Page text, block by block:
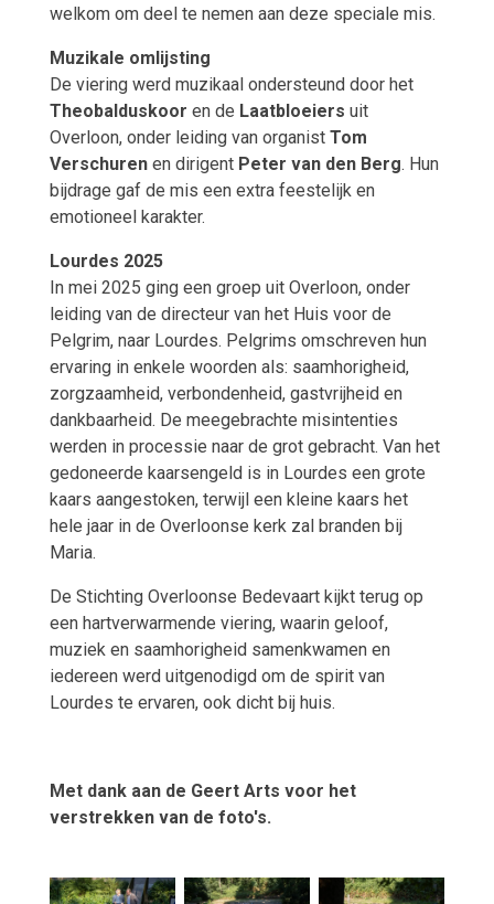
welkom om deel te nemen aan deze speciale mis.
Muzikale omlijsting
De viering werd muzikaal ondersteund door het
Theobalduskoor en de Laatbloeiers uit
Overloon, onder leiding van organist Tom
Verschurenen dirigent Peter van den Berg. Hun
bijdrage gaf de mis een extra feestelijk en
emotioneel karakter.
Lourdes 2025
In mei 2025 ging een groep uit Overloon, onder
leiding van de directeur van het Huis voor de
Pelgrim, naar Lourdes. Pelgrims omschreven hun
ervaring in enkele woorden als: saamhorigheid,
zorgzaamheid, verbondenheid, gastvrijheid en
dankbaarheid. De meegebrachte misintenties
werden in processie naar de grot gebracht. Van het
gedoneerde kaarsengeld is in Lourdes een grote
kaars aangestoken, terwijl een kleine kaars het
hele jaar in de Overloonse kerk zal branden bij
Maria.
De Stichting Overloonse Bedevaart kijkt terug op
een hartverwarmende viering, waarin geloof,
muziek en saamhorigheid samenkwamen en
iedereen werd uitgenodigd om de spirit van
Lourdes te ervaren, ook dicht bij huis.
Met dank aan de Geert Arts voor het
verstrekken van de foto's.